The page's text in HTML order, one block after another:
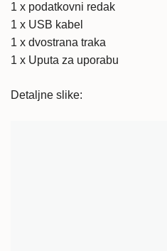
1 x podatkovni redak
1 x USB kabel
1 x dvostrana traka
1 x Uputa za uporabu
Detaljne slike: